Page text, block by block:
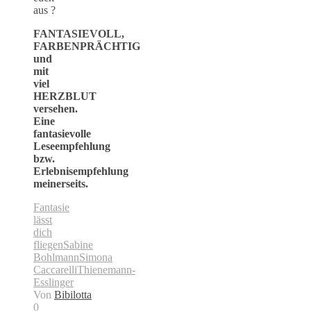
aus ?
FANTASIEVOLL,
FARBENPRÄCHTIG
und
mit
viel
HERZBLUT
versehen.
Eine
fantasievolle
Leseempfehlung
bzw.
Erlebnisempfehlung
meinerseits.
Fantasie
lässt
dich
fliegenSabine
BohlmannSimona
CaccarelliThienemann-
Esslinger
Von Bibilotta
0